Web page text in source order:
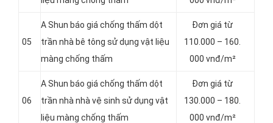
05
A Shun báo giá chống thấm dột
trần nhà bê tông sử dụng vật liệu
màng chống thấm
Đơn giá từ
110.000 – 160.
000 vnđ/m²
06
A Shun báo giá chống thấm dột
trần nhà nhà vệ sinh sử dụng vật
liệu màng chống thấm
Đơn giá từ
130.000 – 180.
000 vnđ/m²